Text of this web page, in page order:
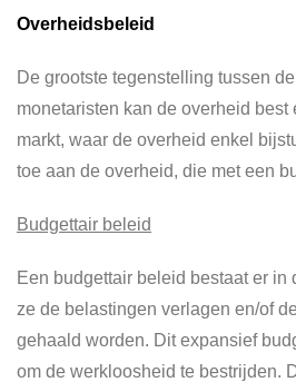
Overheidsbeleid
De grootste tegenstelling tussen
monetaristen kan de overheid
markt, waar de overheid enkel
toe aan de overheid, die met een
Budgettair beleid
Een budgettair beleid bestaat er
ze de belastingen verlagen en/of
gehaald worden. Dit expansief
om de werkloosheid te bestrijden.